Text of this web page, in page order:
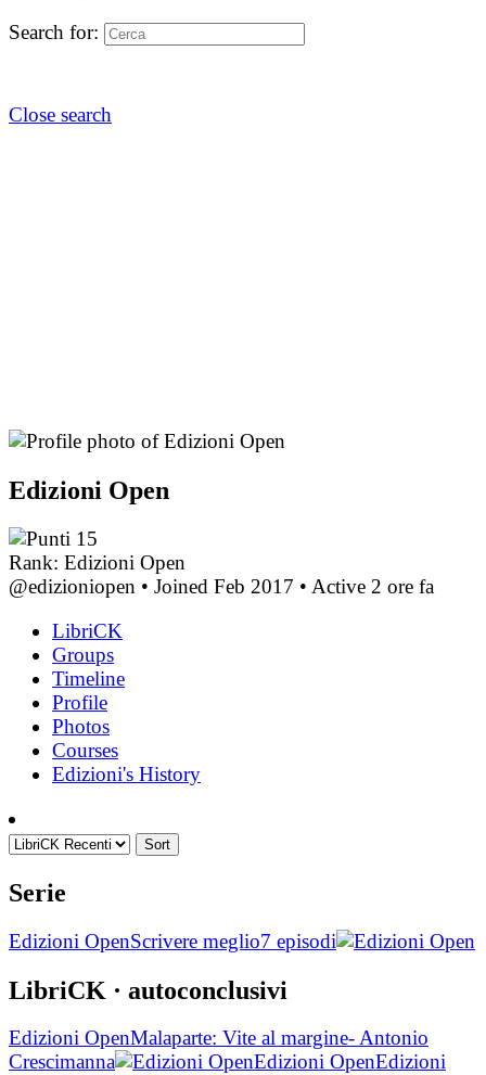
Search for:
Close search
Edizioni Open
15
Rank: Edizioni Open
@edizioniopen • Joined Feb 2017 • Active 2 ore fa
LibriCK
Groups
Timeline
Profile
Photos
Courses
Edizioni's History
Sort
Serie
Edizioni OpenScrivere meglio7 episodi
LibriCK · autoconclusivi
Edizioni OpenMalaparte: Vite al margine- Antonio
Crescimanna
Edizioni OpenEdizioni